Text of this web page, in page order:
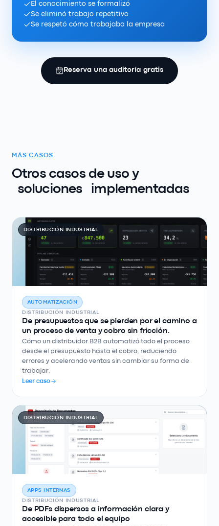
El conocimiento se formalizó
Se eliminó trabajo repetitivo
Se respetó cómo trabajaba la empresa
Reserva una auditoría gratis
MÁS CASOS
Otros casos de uso y
soluciones
implementadas
DISTRIBUCIÓN INDUSTRIAL
AUTOMATIZACIÓN
DISTRIBUCIÓN INDUSTRIAL
De presupuestos que se pierden por el camino a
un proceso de venta y cobro sin fricción.
Cómo un distribuidor B2B automatizó todo el proceso
desde el presupuesto hasta el cobro, reduciendo
errores y acelerando ventas sin cambiar su forma de
trabajar.
Leer caso
DISTRIBUCIÓN INDUSTRIAL
APPS INTERNAS
DISTRIBUCIÓN INDUSTRIAL
De PDFs dispersos a información clara y
accesible para todo el equipo